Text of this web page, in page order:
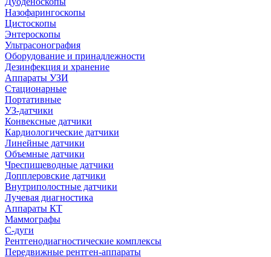
Назофарингоскопы
Цистоскопы
Энтероскопы
Ультрасонография
Оборудование и принадлежности
Дезинфекция и хранение
Аппараты УЗИ
Стационарные
Портативные
УЗ-датчики
Конвексные датчики
Кардиологические датчики
Линейные датчики
Объемные датчики
Чреспищеводные датчики
Допплеровские датчики
Внутриполостные датчики
Лучевая диагностика
Аппараты КТ
Маммографы
С-дуги
Рентгенодиагностические комплексы
Передвижные рентген-аппараты